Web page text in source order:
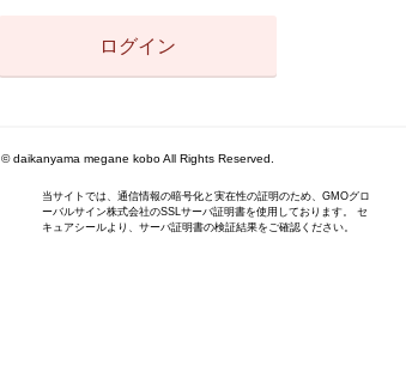
© daikanyama megane kobo All Rights Reserved.
当サイトでは、通信情報の暗号化と実在性の証明のため、GMOグロ
ーバルサイン株式会社のSSLサーバ証明書を使用しております。 セ
キュアシールより、サーバ証明書の検証結果をご確認ください。